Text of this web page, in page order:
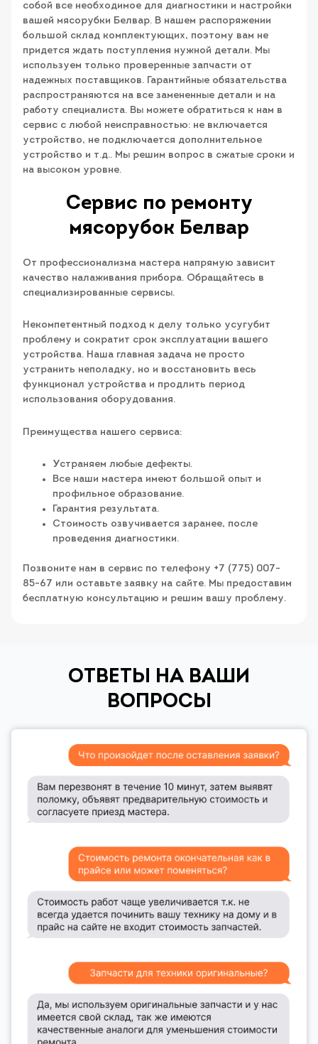
собой все необходимое для диагностики и настройки
вашей мясорубки Белвар. В нашем распоряжении
большой склад комплектующих, поэтому вам не
придется ждать поступления нужной детали. Мы
используем только проверенные запчасти от
надежных поставщиков. Гарантийные обязательства
распространяются на все замененные детали и на
работу специалиста. Вы можете обратиться к нам в
сервис с любой неисправностью: не включается
устройство, не подключается дополнительное
устройство и т.д.. Мы решим вопрос в сжатые сроки и
на высоком уровне.
Сервис по ремонту
мясорубок Белвар
От профессионализма мастера напрямую зависит
качество налаживания прибора. Обращайтесь в
специализированные сервисы.
Некомпетентный подход к делу только усугубит
проблему и сократит срок эксплуатации вашего
устройства. Наша главная задача не просто
устранить неполадку, но и восстановить весь
функционал устройства и продлить период
использования оборудования.
Преимущества нашего сервиса:
Устраняем любые дефекты.
Все наши мастера имеют большой опыт и
профильное образование.
Гарантия результата.
Стоимость озвучивается заранее, после
проведения диагностики.
Позвоните нам в сервис по телефону +7 (775) 007-
85-67 или оставьте заявку на сайте. Мы предоставим
бесплатную консультацию и решим вашу проблему.
ОТВЕТЫ НА ВАШИ
ВОПРОСЫ